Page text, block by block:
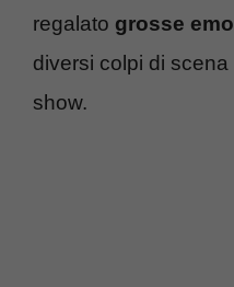
regalato grosse
diversi colpi di
show.